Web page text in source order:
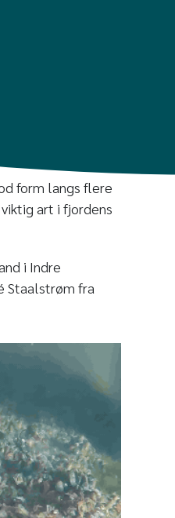
form langs flere
art i fjordens
i Indre
Staalstrøm fra